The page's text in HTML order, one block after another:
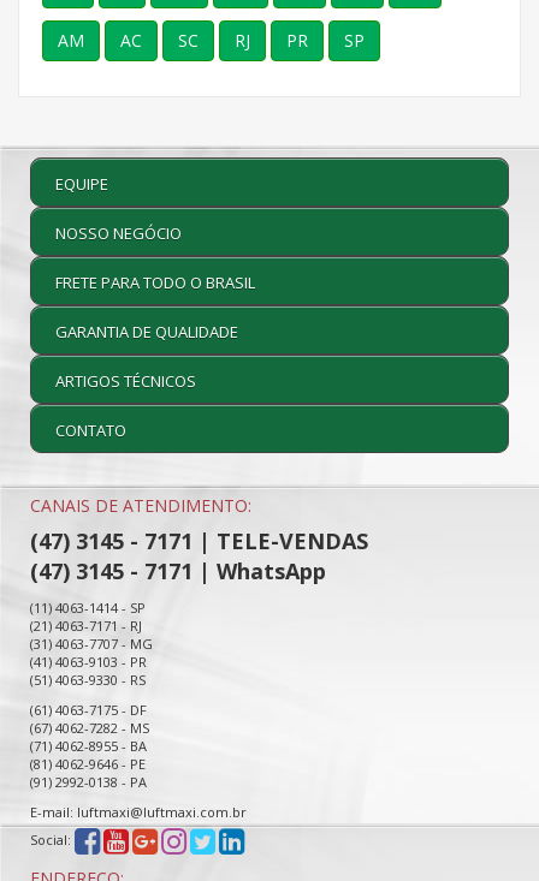
AM AC SC RJ PR SP
EQUIPE
NOSSO NEGÓCIO
FRETE PARA TODO O BRASIL
GARANTIA DE QUALIDADE
ARTIGOS TÉCNICOS
CONTATO
CANAIS DE ATENDIMENTO:
(47) 3145 - 7171 | TELE-VENDAS
(47) 3145 - 7171 | WhatsApp
(11) 4063-1414 - SP
(21) 4063-7171 - RJ
(31) 4063-7707 - MG
(41) 4063-9103 - PR
(51) 4063-9330 - RS
(61) 4063-7175 - DF
(67) 4062-7282 - MS
(71) 4062-8955 - BA
(81) 4062-9646 - PE
(91) 2992-0138 - PA
E-mail: luftmaxi@luftmaxi.com.br
Social: